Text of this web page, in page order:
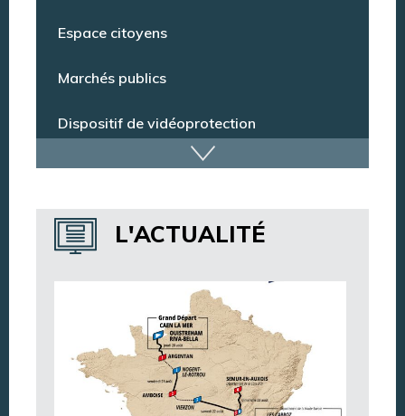
Conseil municipal
Espace citoyens
Marchés publics
Dispositif de vidéoprotection
Annuaire des services
Annuaire des associations
Argentan Aujourd’hui
L'ACTUALITÉ